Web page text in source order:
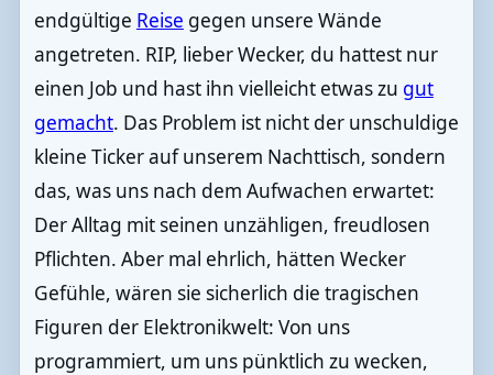
endgültige Reise gegen unsere Wände
angetreten. RIP, lieber Wecker, du hattest nur
einen Job und hast ihn vielleicht etwas zu gut
gemacht. Das Problem ist nicht der unschuldige
kleine Ticker auf unserem Nachttisch, sondern
das, was uns nach dem Aufwachen erwartet:
Der Alltag mit seinen unzähligen, freudlosen
Pflichten. Aber mal ehrlich, hätten Wecker
Gefühle, wären sie sicherlich die tragischen
Figuren der Elektronikwelt: Von uns
programmiert, um uns pünktlich zu wecken,